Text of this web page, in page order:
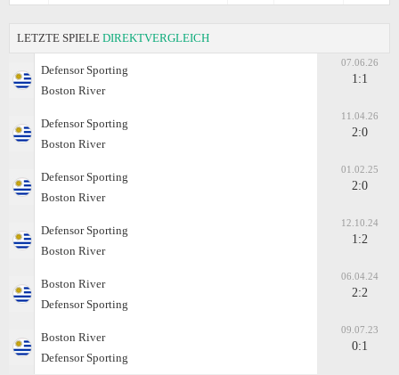
LETZTE SPIELE DIREKTVERGLEICH
Defensor Sporting
Boston River
07.06.26
1:1
Defensor Sporting
Boston River
11.04.26
2:0
Defensor Sporting
Boston River
01.02.25
2:0
Defensor Sporting
Boston River
12.10.24
1:2
Boston River
Defensor Sporting
06.04.24
2:2
Boston River
Defensor Sporting
09.07.23
0:1